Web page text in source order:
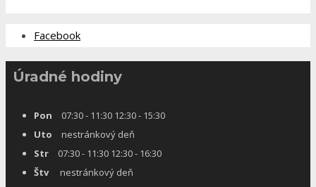
Facebook
Úradné hodiny
Pon 07:30 - 11:30 12:30 - 15:30
Uto nestránkový deň
Str 07:30 - 11:30 12:30 - 16:30
Štvnestránkový deň